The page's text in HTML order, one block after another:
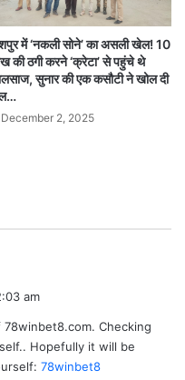
में ‘नकली सोने’ का असली खेल! 10
की ठगी करने ‘क्रेटा’ से पहुंचे थे
सुनार की एक कसौटी ने खोल दी
December 2, 2025
am
Checking
Hopefully it will be
78winbet8